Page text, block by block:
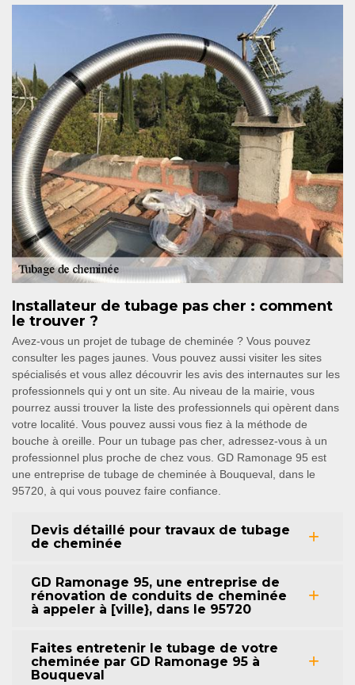
Installateur de tubage pas cher : comment
le trouver ?
Avez-vous un projet de tubage de cheminée ? Vous pouvez
consulter les pages jaunes. Vous pouvez aussi visiter les sites
spécialisés et vous allez découvrir les avis des internautes sur les
professionnels qui y ont un site. Au niveau de la mairie, vous
pourrez aussi trouver la liste des professionnels qui opèrent dans
votre localité. Vous pouvez aussi vous fiez à la méthode de
bouche à oreille. Pour un tubage pas cher, adressez-vous à un
professionnel plus proche de chez vous. GD Ramonage 95 est
une entreprise de tubage de cheminée à Bouqueval, dans le
95720, à qui vous pouvez faire confiance.
Devis détaillé pour travaux de tubage
de cheminée
GD Ramonage 95, une entreprise de
rénovation de conduits de cheminée
à appeler à [ville}, dans le 95720
Faites entretenir le tubage de votre
cheminée par GD Ramonage 95 à
Bouqueval